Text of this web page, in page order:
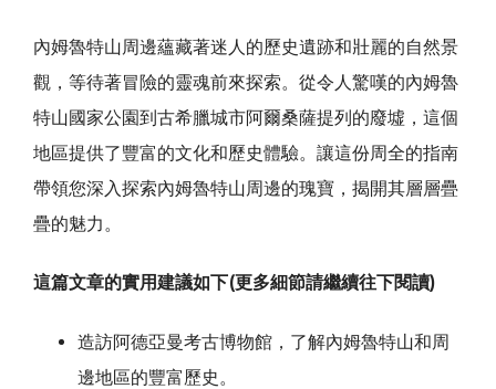
內姆魯特山周邊蘊藏著迷人的歷史遺跡和壯麗的自然景
觀，等待著冒險的靈魂前來探索。從令人驚嘆的內姆魯
特山國家公園到古希臘城市阿爾桑薩提列的廢墟，這個
地區提供了豐富的文化和歷史體驗。讓這份周全的指南
帶領您深入探索內姆魯特山周邊的瑰寶，揭開其層層疊
疊的魅力。
這篇文章的實用建議如下(更多細節請繼續往下閱讀)
造訪阿德亞曼考古博物館，了解內姆魯特山和周
邊地區的豐富歷史。